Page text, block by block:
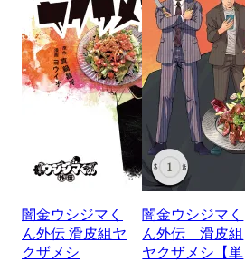
闇金ウシジマく
ん外伝 滑皮組ヤ
クザメシ
闇金ウシジマく
ん外伝 滑皮組
ヤクザメシ【単